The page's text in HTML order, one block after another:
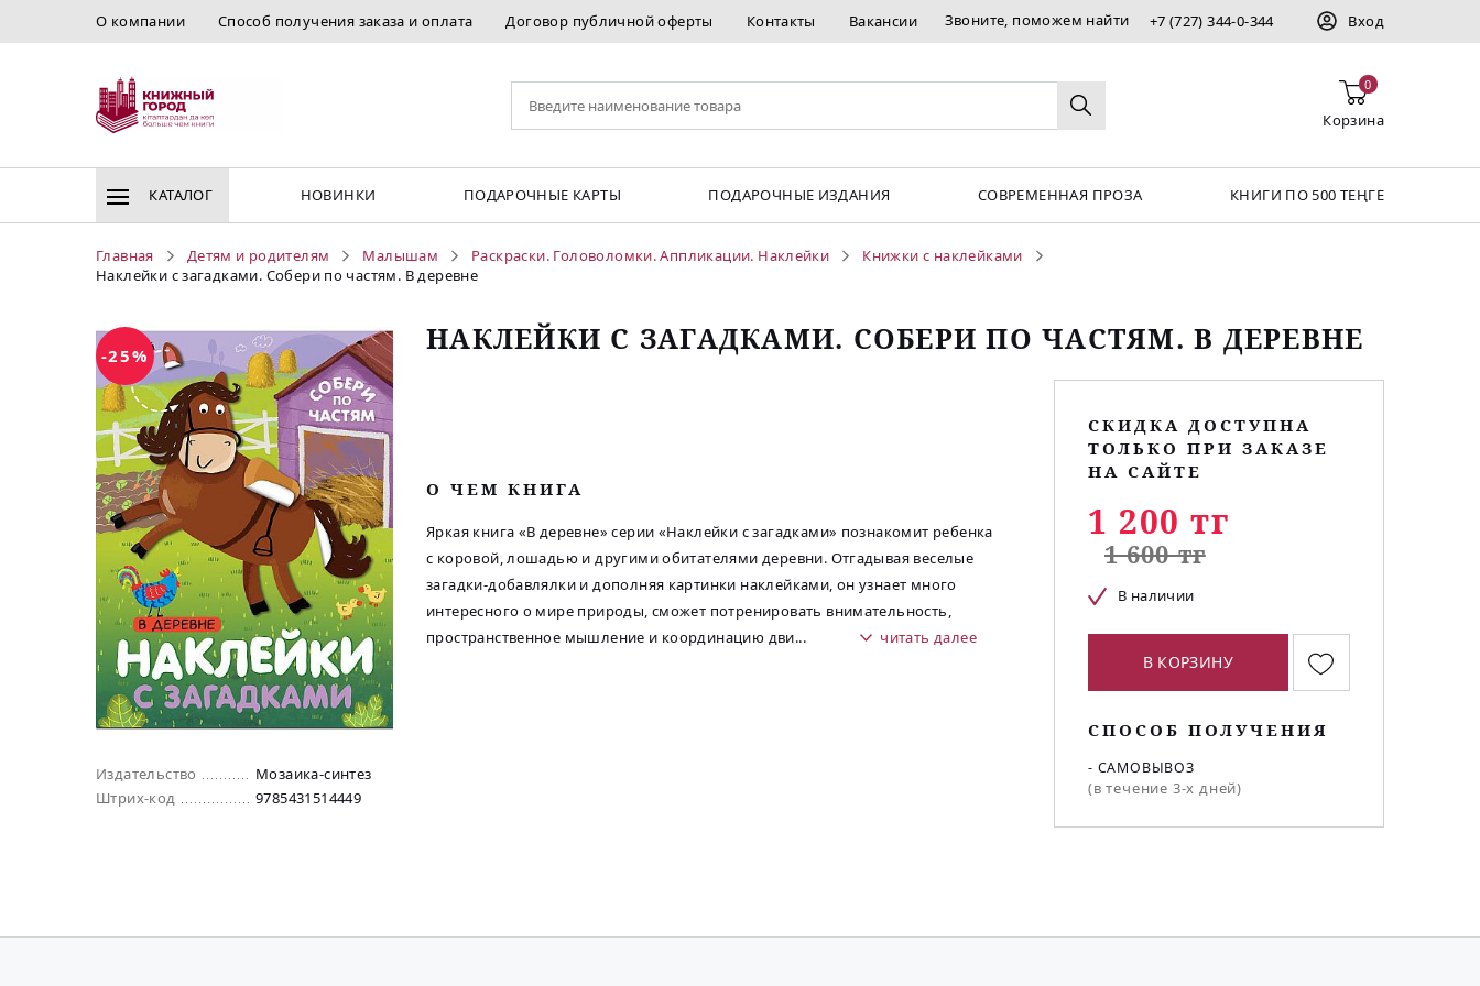
О компании Способ получения заказа и оплата Договор публичной оферты Контакты Вакансии Звоните, поможем найти +7 (727) 344-0-344 Вход
0
Корзина
КАТАЛОГ НОВИНКИ ПОДАРОЧНЫЕ КАРТЫ ПОДАРОЧНЫЕ ИЗДАНИЯ СОВРЕМЕННАЯ ПРОЗА КНИГИ ПО 500 ТЕҢГЕ
Главная Детям и родителям Малышам Раскраски. Головоломки. Аппликации. Наклейки
Книжки с наклейками
Наклейки с загадками. Собери по частям. В деревне
-25%
Издательство
Мозаика-синтез
Штрих-код
9785431514449
НАКЛЕЙКИ С ЗАГАДКАМИ. СОБЕРИ ПО ЧАСТЯМ. В ДЕРЕВНЕ
O ЧЕМ КНИГА
Яркая книга «В деревне» серии «Наклейки с загадками» познакомит ребенка
с коровой, лошадью и другими обитателями деревни. Отгадывая веселые
загадки-добавлялки и дополняя картинки наклейками, он узнает много
интересного о мире природы, сможет потренировать внимательность,
пространственное мышление и координацию дви... читать далее
СКИДКА ДОСТУПНА
ТОЛЬКО ПРИ ЗАКАЗЕ
НА САЙТЕ
1 200 тг
1 600 тг
В наличии
В КОРЗИНУ
СПОСОБ ПОЛУЧЕНИЯ
- САМОВЫВОЗ
(в течение 3-х дней)